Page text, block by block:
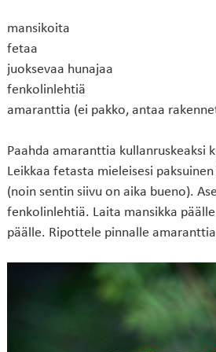
mansikoita
fetaa
juoksevaa hunajaa
fenkolinlehtiä
amaranttia (ei pakko, antaa
Paahda amaranttia kullanruskeaksi
Leikkaa fetasta mieleisesi
(noin sentin siivu on aika bueno).
fenkolinlehtiä. Laita mansikka
päälle. Ripottele pinnalle amaranttia.